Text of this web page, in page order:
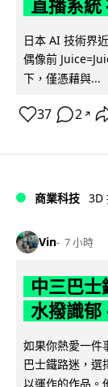
直播系
日本 AI 技術界
偶像前
下，僅憑藉與...
37 2 ↗
商業科技 3D
Vin 7 小時
中三巴士
水撥識郁
如果你熱愛一件
巴士鐵路迷，選
以運作的作品。